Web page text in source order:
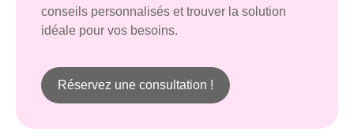
conseils personnalisés et trouver la solution
idéale pour vos besoins.
Réservez une consultation !